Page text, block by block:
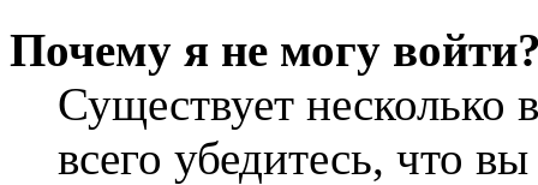
Почему я не могу
Существует
всего убедитесь, что